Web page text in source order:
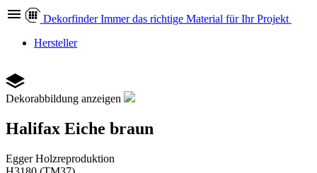
Dekorfinder Immer das richtige Material für Ihr Projekt
Hersteller
Dekorabbildung anzeigen
Halifax Eiche braun
Egger Holzreproduktion